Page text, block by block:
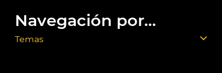
Navegación por...
Temas